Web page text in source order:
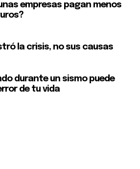
empresas pagan menos
la crisis, no sus causas
durante un sismo puede
de tu vida